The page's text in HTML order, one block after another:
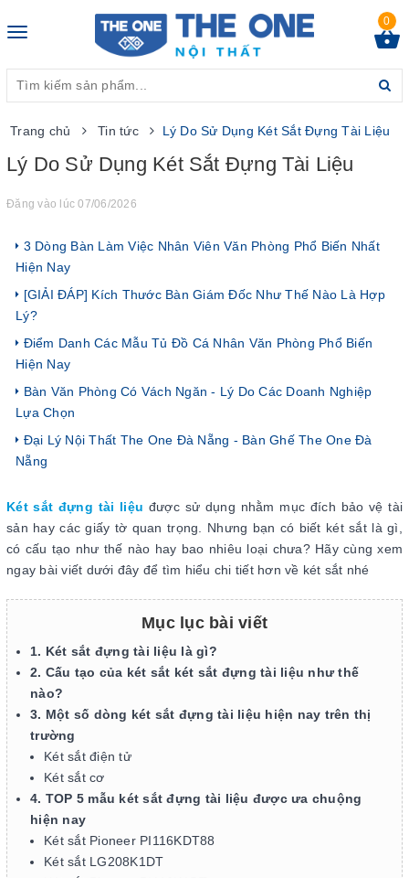
Toggle
0
Trang chủ Tin tức Lý Do Sử Dụng Két Sắt Đựng Tài Liệu
Lý Do Sử Dụng Két Sắt Đựng Tài Liệu
Đăng vào lúc 07/06/2026
3 Dòng Bàn Làm Việc Nhân Viên Văn Phòng Phổ Biến Nhất
Hiện Nay
[GIẢI ĐÁP] Kích Thước Bàn Giám Đốc Như Thế Nào Là Hợp
Lý?
Điểm Danh Các Mẫu Tủ Đồ Cá Nhân Văn Phòng Phổ Biến
Hiện Nay
Bàn Văn Phòng Có Vách Ngăn - Lý Do Các Doanh Nghiệp
Lựa Chọn
Đại Lý Nội Thất The One Đà Nẵng - Bàn Ghế The One Đà
Nẵng
Két sắt đựng tài liệu được sử dụng nhằm mục đích bảo vệ tài
sản hay các giấy tờ quan trọng. Nhưng bạn có biết két sắt là gì,
có cấu tạo như thế nào hay bao nhiêu loại chưa? Hãy cùng xem
ngay bài viết dưới đây để tìm hiểu chi tiết hơn về két sắt nhé
Mục lục bài viết
1. Két sắt đựng tài liệu là gì?
2. Cấu tạo của két sắt két sắt đựng tài liệu như thế
nào?
3. Một số dòng két sắt đựng tài liệu hiện nay trên thị
trường
Két sắt điện tử
Két sắt cơ
4. TOP 5 mẫu két sắt đựng tài liệu được ưa chuộng
hiện nay
Két sắt Pioneer PI116KDT88
Két sắt LG208K1DT